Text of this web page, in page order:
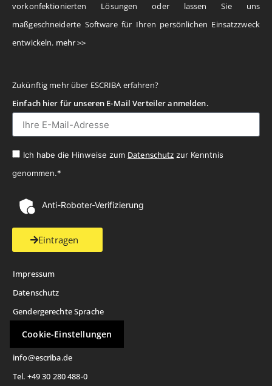
vorkonfektionierten Lösungen oder lassen Sie uns
maßgeschneiderte Software für Ihren persönlichen Einsatzzweck
entwickeln. mehr >>
Zukünftig mehr über ESCRIBA erfahren?
Einfach hier für unseren E-Mail Verteiler anmelden.
Ich habe die Hinweise zum Datenschutz zur Kenntnis
genommen.*
Anti-Roboter-Verifizierung
Eintragen
Impressum
Datenschutz
Gendergerechte Sprache
Cookie-Einstellungen
info@escriba.de
Tel. +49 30 280 488-0